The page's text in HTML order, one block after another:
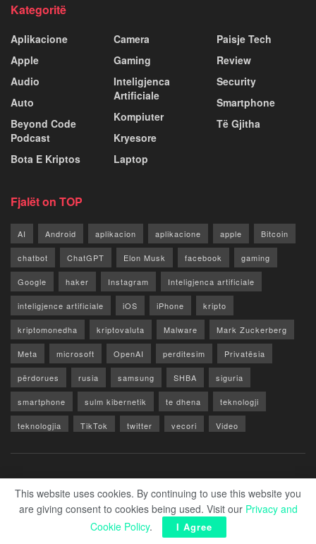
Kategoritë
Aplikacione
Apple
Audio
Auto
Beyond Code
Podcast
Bota E Kriptos
Camera
Gaming
Inteligjenca
Artificiale
Kompiuter
Kryesore
Laptop
Paisje Tech
Review
Security
Smartphone
Të Gjitha
Fjalët on TOP
AI Android aplikacion aplikacione apple Bitcoin
chatbot ChatGPT Elon Musk facebook gaming
Google haker Instagram Inteligjenca artificiale
inteligjence artificiale iOS iPhone kripto
kriptomonedha kriptovaluta Malware Mark Zuckerberg
Meta microsoft OpenAI perditesim Privatësia
përdorues rusia samsung SHBA siguria
smartphone sulm kibernetik te dhena teknologji
teknologjia TikTok twitter vecori Video
© 2026 Zero1.al - Part of techzero1.com
This website uses cookies. By continuing to use this website you
are giving consent to cookies being used. Visit our Privacy and
Cookie Policy. I Agree